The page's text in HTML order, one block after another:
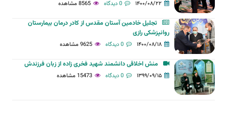
۱۴۰۰/۰۸/۲۲ 0 دیدگاه 8565 مشاهده
تجلیل خادمین آستان مقدس از کادر درمان بیمارستان
روانپزشکی رازی
۱۴۰۰/۰۸/۱۸ 0 دیدگاه 9625 مشاهده
منش اخلاقی دانشمند شهید فخری زاده از زبان فرزندش
۱۳۹۹/۰۹/۱۵ 0 دیدگاه 15473 مشاهده